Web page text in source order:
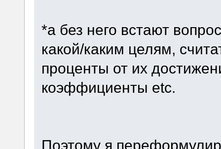
*а без него встают
какой/каким целям,
проценты от их
коэффициенты etc.
Поэтому я